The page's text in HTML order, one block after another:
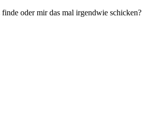
oder mir das mal irgendwie schicken?